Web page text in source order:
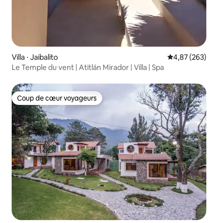
Villa ⋅ Jaibalito Évaluation
4,87 (263)
Le Temple du vent | Atitlán Mirador | Villa | Spa
Coup de cœur voyageurs
Coup de cœur voyageurs